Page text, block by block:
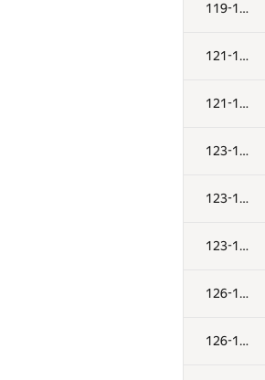
119-120
121-122
121-122
123-125
123-125
123-125
126-127
126-127